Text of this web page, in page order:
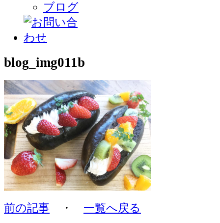
ブログ
blog_img011b
前の記事 ・ 一覧へ戻る